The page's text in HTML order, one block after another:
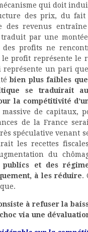
qui doit
des prix, du fait
des revenus
par une
profits ne
profit représente le
représente un pari
bien plus faibles
se traduirait
la compétitivité
de capitaux,
de la France
spéculative venant
les recettes
du
et des
à les réduire.
à refuser la
via une